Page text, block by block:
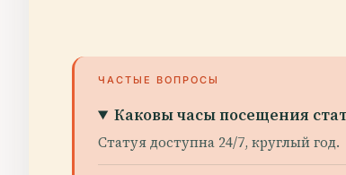
ЧАСТЫЕ ВОПРОСЫ
Каковы часы посещения
Статуя доступна 24/7, круглый год.